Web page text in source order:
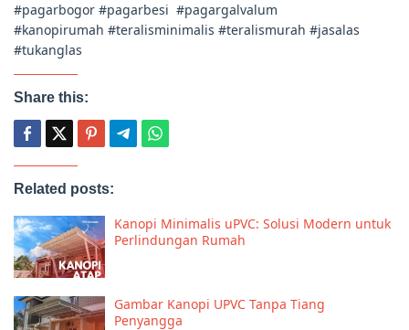
#pagarbogor #pagarbesi #pagargalvalum
#kanopirumah #teralisminimalis #teralismurah #jasalas
#tukanglas
Share this:
Related posts:
Kanopi Minimalis uPVC: Solusi Modern untuk
Perlindungan Rumah
Gambar Kanopi UPVC Tanpa Tiang
Penyangga